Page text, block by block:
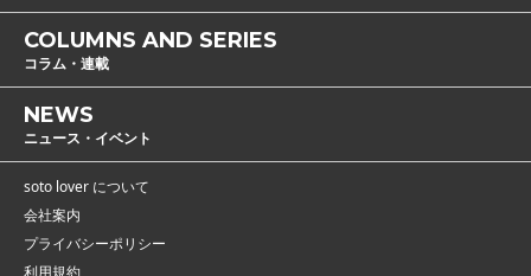
COLUMNS AND SERIES
コラム・連載
NEWS
ニュース・イベント
soto lover について
会社案内
プライバシーポリシー
利用規約